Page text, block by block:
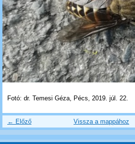
Fotó: dr. Temesi Géza, Pécs, 2019. júl. 22.
← Előző Vissza a mappához